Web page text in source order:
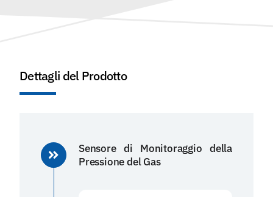
Dettagli del Prodotto
Sensore di Monitoraggio della
Pressione del Gas